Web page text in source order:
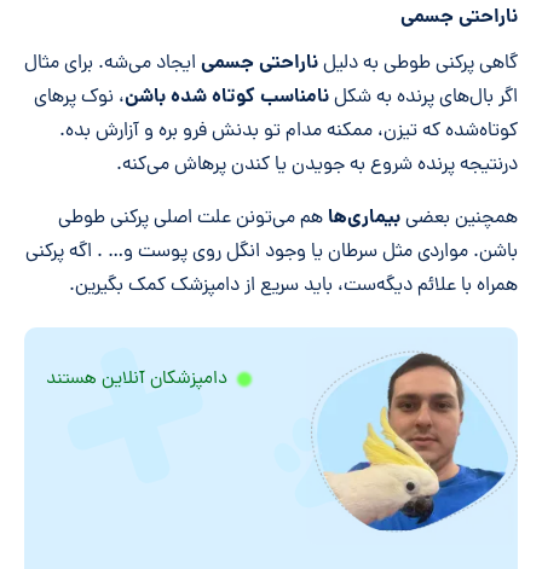
ناراحتی جسمی
گاهی پرکنی طوطی به دلیلناراحتی جسمی ایجاد می‌شه. برای مثال
اگر بال‌های پرنده به شکلنامناسب کوتاه شده باشن، نوک پرهای
کوتاه‌شده که تیزن، ممکنه مدام تو بدنش فرو بره و آزارش بده.
درنتیجه پرنده شروع به جویدن یا کندن پرهاش می‌کنه.
همچنین بعضیبیماری‌ها هم می‌تونن علت اصلی پرکنی طوطی
باشن. مواردی مثل سرطان یا وجود انگل روی پوست و… . اگه پرکنی
همراه با علائم دیگه‌ست، باید سریع از دامپزشک کمک بگیرین.
دامپزشکان آنلاین هستند